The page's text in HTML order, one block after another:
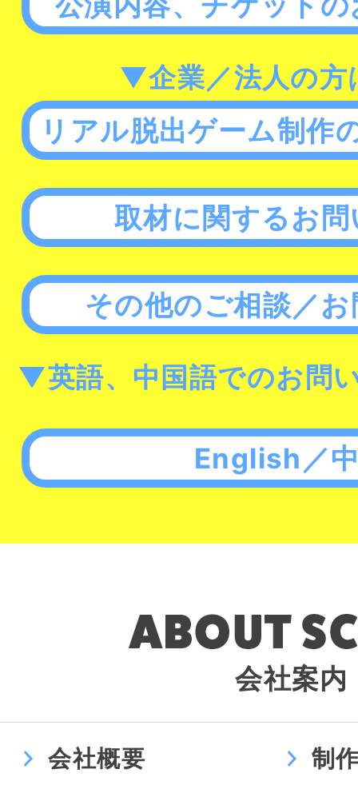
▼企業／法人の方
リアル脱出ゲーム制作
取材に関するお
その他のご相談／
▼英語、中国語でのお問
English／
会社案内
会社概要 制